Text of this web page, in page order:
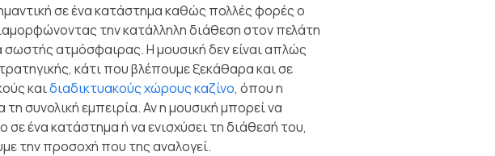
σε ένα κατάστημα καθώς πολλές φορές ο
την κατάλληλη διάθεση στον πελάτη
σωστής ατμόσφαιρας. Η μουσική δεν είναι απλώς
κάτι που βλέπουμε ξεκάθαρα και σε
καιδιαδικτυακούς χώρους καζίνο, όπου η
τη συνολική εμπειρία. Αν η μουσική μπορεί να
ένα κατάστημα ή να ενισχύσει τη διάθεσή του,
την προσοχή που της αναλογεί.